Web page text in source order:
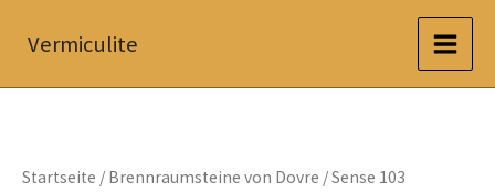
InhaltVermiculite
Startseite / Brennraumsteine von Dovre / Sense 103